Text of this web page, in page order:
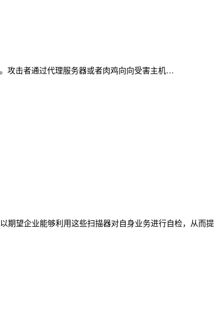
攻击者通过代理服务器或者肉鸡向向受害主机…
期望企业能够利用这些扫描器对自身业务进行自检，从而提